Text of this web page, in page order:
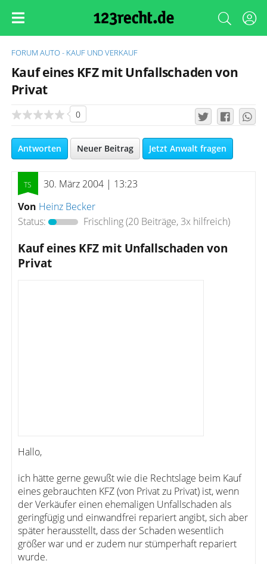
FORUM AUTO - KAUF UND VERKAUF
Kauf eines KFZ mit Unfallschaden von
Privat
0
Antworten Neuer Beitrag Jetzt Anwalt fragen
30. März 2004 | 13:23
Von Heinz Becker
Status:
Frischling(20 Beiträge, 3x hilfreich)
Kauf eines KFZ mit Unfallschaden von
Privat
Hallo,
ich hätte gerne gewußt wie die Rechtslage beim Kauf
eines gebrauchten KFZ (von Privat zu Privat) ist, wenn
der Verkäufer einen ehemaligen Unfallschaden als
geringfügig und einwandfrei repariert angibt, sich aber
später herausstellt, dass der Schaden wesentlich
größer war und er zudem nur stümperhaft repariert
wurde.